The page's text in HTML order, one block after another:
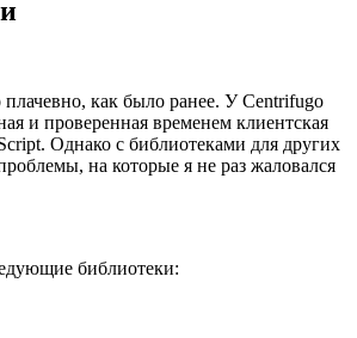
плачевно, как было ранее. У Centrifugo
и проверенная временем клиентская
Однако с библиотеками для других
на которые я не раз жаловался
библиотеки: